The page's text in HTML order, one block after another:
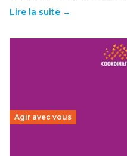
Lire la suite →
Agir avec vous